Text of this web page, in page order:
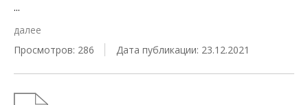
...
далее
Просмотров: 286
Дата публикации: 23.12.2021